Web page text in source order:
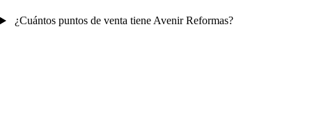
¿Cuántos puntos de venta tiene Avenir Reformas?